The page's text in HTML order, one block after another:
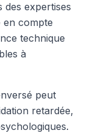
expertises
en compte
technique
à
peut
retardée,